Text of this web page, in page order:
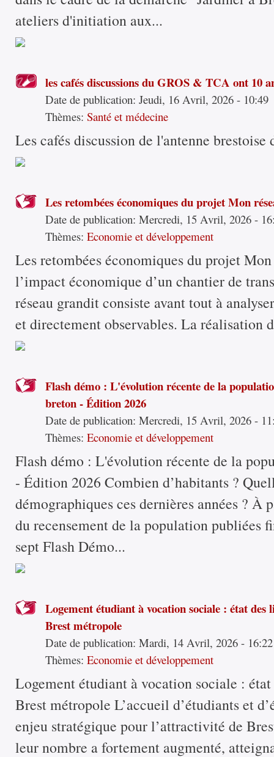
ateliers d'initiation aux...
les cafés discussions du GROS & TCA ont 10
Date de publication:Jeudi, 16 Avril, 2026 - 10:49
Thèmes:Santé et médecine
Les cafés discussion de l'antenne brestoise
Les retombées économiques du projet Mon
Date de publication:Mercredi, 15 Avril, 2026 -
Thèmes:Economie et développement
Les retombées économiques du projet
l’impact économique d’un chantier de
réseau grandit consiste avant tout à
et directement observables. La réalisation
Flash démo : L'évolution récente de la
breton - Édition 2026
Date de publication:Mercredi, 15 Avril, 2026 -
Thèmes:Economie et développement
Flash démo : L'évolution récente de la
- Édition 2026 Combien d’habitants ?
démographiques ces dernières années ? À
du recensement de la population publiées
sept Flash Démo...
Logement étudiant à vocation sociale : état des
Brest métropole
Date de publication:Mardi, 14 Avril, 2026 - 16:22
Thèmes:Economie et développement
Logement étudiant à vocation sociale :
Brest métropole L’accueil d’étudiants et
enjeu stratégique pour l’attractivité de
leur nombre a fortement augmenté,